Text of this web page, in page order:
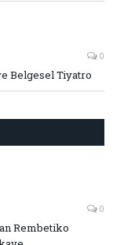
0
Belgesel Tiyatro
0
Rembetiko